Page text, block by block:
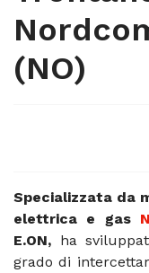
(NO)
Specializzata da
elettrica e gas
E.ON, ha
grado di